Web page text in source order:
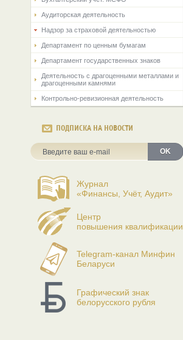
Аудиторская деятельность
Надзор за страховой деятельностью
Департамент по ценным бумагам
Департамент государственных знаков
Деятельность с драгоценными металлами и
драгоценными камнями
Контрольно-ревизионная деятельность
ПОДПИСКА НА НОВОСТИ
OK
Журнал
«Финансы, Учёт, Аудит»
Центр
повышения квалификации
Telegram-канал Минфин
Беларуси
Графический знак
белорусского рубля